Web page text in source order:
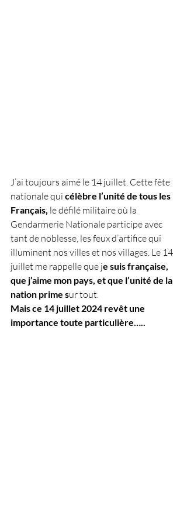
J’ai toujours aimé le 14 juillet. Cette fête
nationale qui célèbre l’unité de tous les
Français, le défilé militaire où la
Gendarmerie Nationale participe avec
tant de noblesse, les feux d’artifice qui
illuminent nos villes et nos villages. Le 14
juillet me rappelle que je suis française,
que j’aime mon pays, et que l’unité de la
nation prime sur tout.
Mais ce 14 juillet 2024 revêt une
importance toute particulière…..